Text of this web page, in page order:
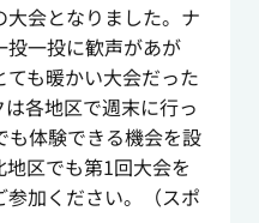
大会となりました。ナ
投一投に歓声があが
も暖かい大会だった
各地区で週末に行っ
も体験できる機会を設
区でも第1回大会を
加ください。（スポ